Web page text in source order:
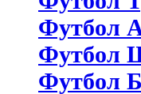
Футбол
Футбол
Футбол